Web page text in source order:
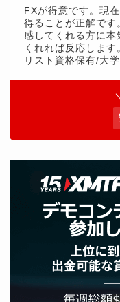
FXが得意です。現
得ることが正解で
感してくれる方に本
くれれば反応しま
リスト資格保有/大